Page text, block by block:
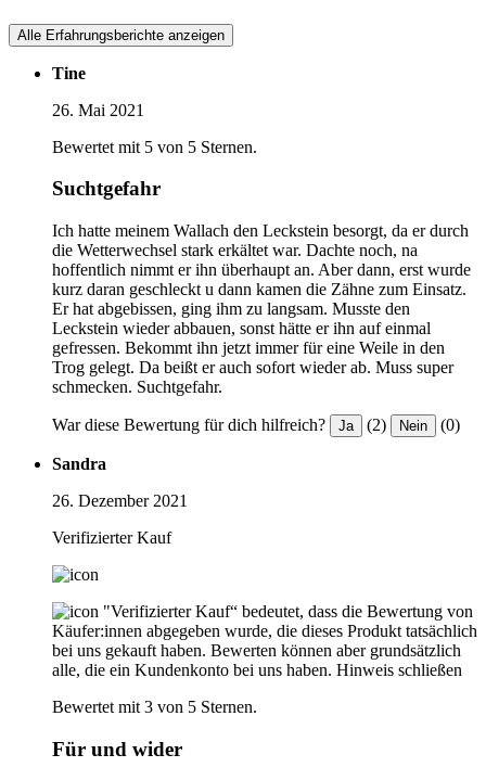
Alle Erfahrungsberichte anzeigen
Tine
26. Mai 2021
Bewertet mit 5 von 5 Sternen.
Suchtgefahr
Ich hatte meinem Wallach den Leckstein besorgt, da er durch
die Wetterwechsel stark erkältet war. Dachte noch, na
hoffentlich nimmt er ihn überhaupt an. Aber dann, erst wurde
kurz daran geschleckt u dann kamen die Zähne zum Einsatz.
Er hat abgebissen, ging ihm zu langsam. Musste den
Leckstein wieder abbauen, sonst hätte er ihn auf einmal
gefressen. Bekommt ihn jetzt immer für eine Weile in den
Trog gelegt. Da beißt er auch sofort wieder ab. Muss super
schmecken. Suchtgefahr.
War diese Bewertung für dich hilfreich? Ja (2) Nein (0)
Sandra
26. Dezember 2021
Verifizierter Kauf
"Verifizierter Kauf“ bedeutet, dass die Bewertung von
Käufer:innen abgegeben wurde, die dieses Produkt tatsächlich
bei uns gekauft haben. Bewerten können aber grundsätzlich
alle, die ein Kundenkonto bei uns haben. Hinweis schließen
Bewertet mit 3 von 5 Sternen.
Für und wider